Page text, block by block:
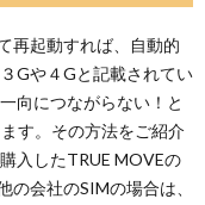
再起動すれば、自動的
Gや４Gと記載されてい
向につながらない！と
す。その方法をご紹介
入したTRUE MOVEの
会社のSIMの場合は、